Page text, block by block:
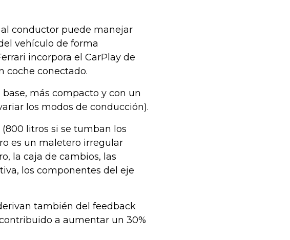
conductor puede manejar
vehículo de forma
incorpora el CarPlay de
coche conectado.
más compacto y con un
los modos de conducción).
litros si se tumban los
es un maletero irregular
la caja de cambios, las
los componentes del eje
también del feedback
a aumentar un 30%